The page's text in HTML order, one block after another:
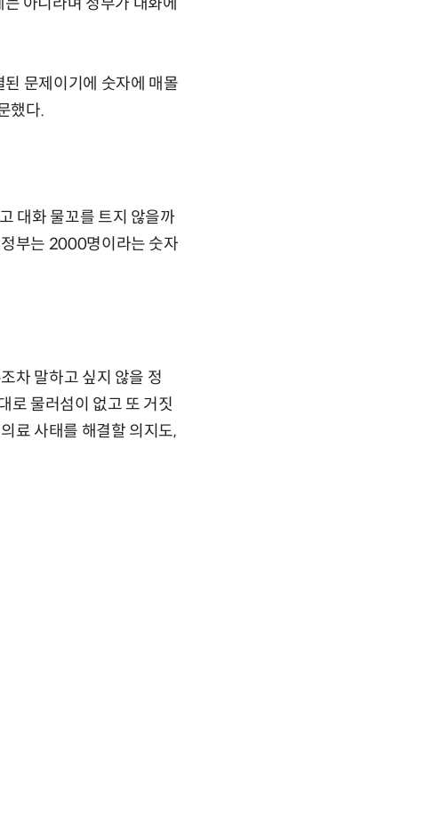
문제이기에 숫자에 매몰
했다.
대화 물꼬를 트지 않을까
부는 2000명이라는 숫자
차 말하고 싶지 않을 정
로 물러섬이 없고 또 거짓
료 사태를 해결할 의지도,